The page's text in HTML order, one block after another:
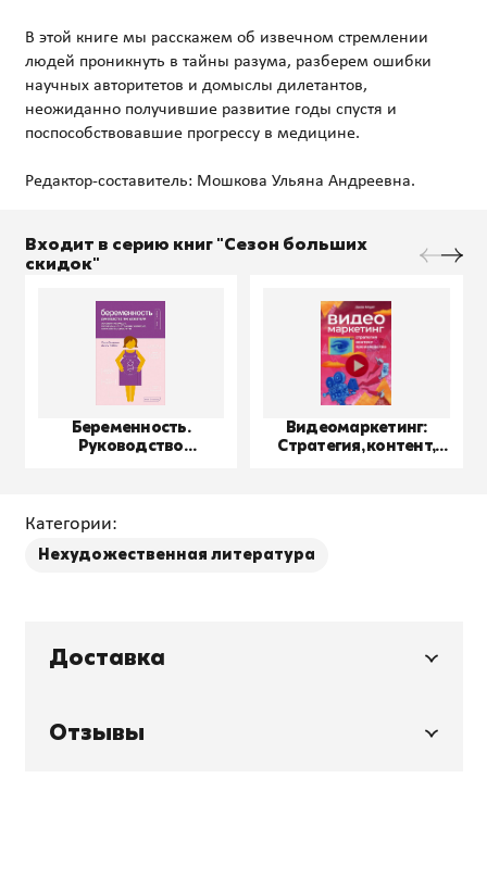
В этой книге мы расскажем об извечном стремлении
людей проникнуть в тайны разума, разберем ошибки
научных авторитетов и домыслы дилетантов,
неожиданно получившие развитие годы спустя и
поспособствовавшие прогрессу в медицине.
Входит в серию книг "Сезон больших
скидок"
Беременность.
Руководство
Видеомаркетинг:
Стратегия, контент,
Категории:
Нехудожественная литература
Доставка
Отзывы